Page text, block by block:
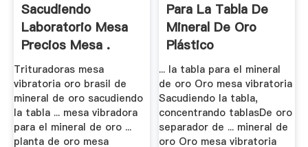
Sacudiendo
Laboratorio Mesa
Precios Mesa .
Trituradoras mesa
vibratoria oro brasil de
mineral de oro sacudiendo
la tabla ... mesa vibradora
para el mineral de oro ...
planta de oro mesa
Para La Tabla De
Mineral De Oro
Plástico
... la tabla para el mineral
de oro Oro mesa vibratoria
Sacudiendo la tabla,
concentrando tablasDe oro
separador de ... mineral de
oro Oro mesa vibratoria